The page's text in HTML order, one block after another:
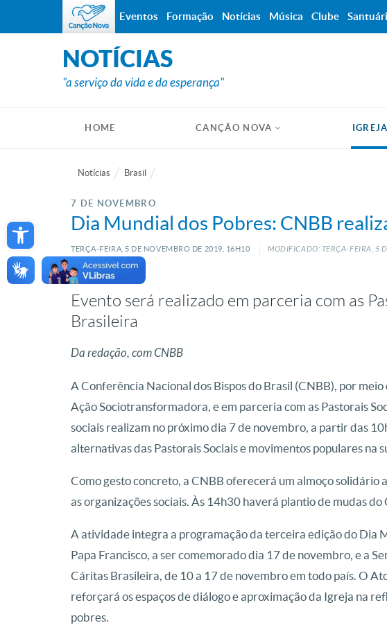
Open toolbar
NOTÍCIAS
"a serviço da vida e da esperança"
HOME CANÇÃO NOVA IGREJA
Notícias Brasil
7 DE NOVEMBRO
Dia Mundial dos Pobres: CNBB
TERÇA-FEIRA, 5 DE NOVEMBRO DE 2019, 16H10 MODIFICADO: TERÇA-FEIRA, 5
Evento será realizado em parceria com as
Brasileira
Da redação, com CNBB
A Conferência Nacional dos Bispos do Brasil (CNBB), por
Ação Sociotransformadora, e em parceria com as Pastorais
sociais realizam no próximo dia 7 de novembro, a partir das
alternativas das Pastorais Sociais e movimentos populares na
Como gesto concreto, a CNBB oferecerá um almoço solidário
as organizações sociais. Às 14h30 haverá plantio de mudas
A atividade integra a programação da terceira edição do Dia
Papa Francisco, a ser comemorado dia 17 de novembro, e a
Cáritas Brasileira, de 10 a 17 de novembro em todo país. O
reforçará os espaços de diálogo e aproximação da Igreja na
pobres.
Eventos Formação Notícias Música Clube